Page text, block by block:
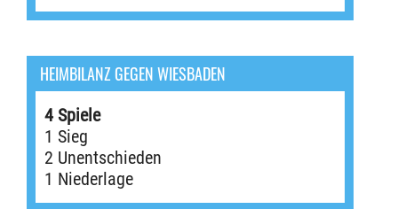
HEIMBILANZ GEGEN WIESBADEN
4 Spiele
1 Sieg
2 Unentschieden
1 Niederlage